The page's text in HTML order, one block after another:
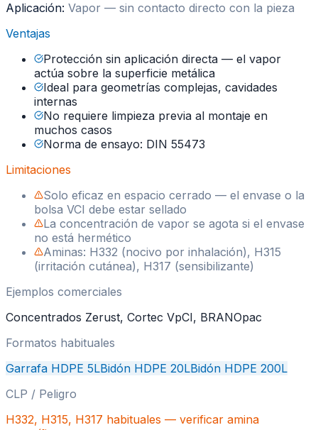
Aplicación: Vapor — sin contacto directo con la pieza
Ventajas
Protección sin aplicación directa — el vapor
actúa sobre la superficie metálica
Ideal para geometrías complejas, cavidades
internas
No requiere limpieza previa al montaje en
muchos casos
Norma de ensayo: DIN 55473
Limitaciones
Solo eficaz en espacio cerrado — el envase o la
bolsa VCI debe estar sellado
La concentración de vapor se agota si el envase
no está hermético
Aminas: H332 (nocivo por inhalación), H315
(irritación cutánea), H317 (sensibilizante)
Ejemplos comerciales
Concentrados Zerust, Cortec VpCI, BRANOpac
Formatos habituales
Garrafa HDPE 5LBidón HDPE 20LBidón HDPE 200L
CLP / Peligro
H332, H315, H317 habituales — verificar amina